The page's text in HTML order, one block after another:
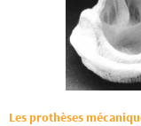
Les prothèses